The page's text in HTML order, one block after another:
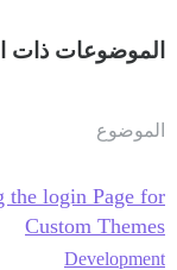
الموضوعات ذات
الموضوع
the login Page for
Custom Themes
Development